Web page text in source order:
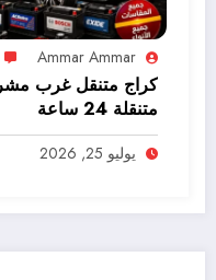
Ammar Ammar
متنقلة 24 ساعة
يوليو 25, 2026